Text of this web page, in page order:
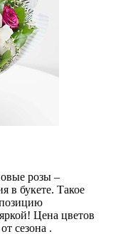
розы –
в букете. Такое
Цена цветов
сезона .